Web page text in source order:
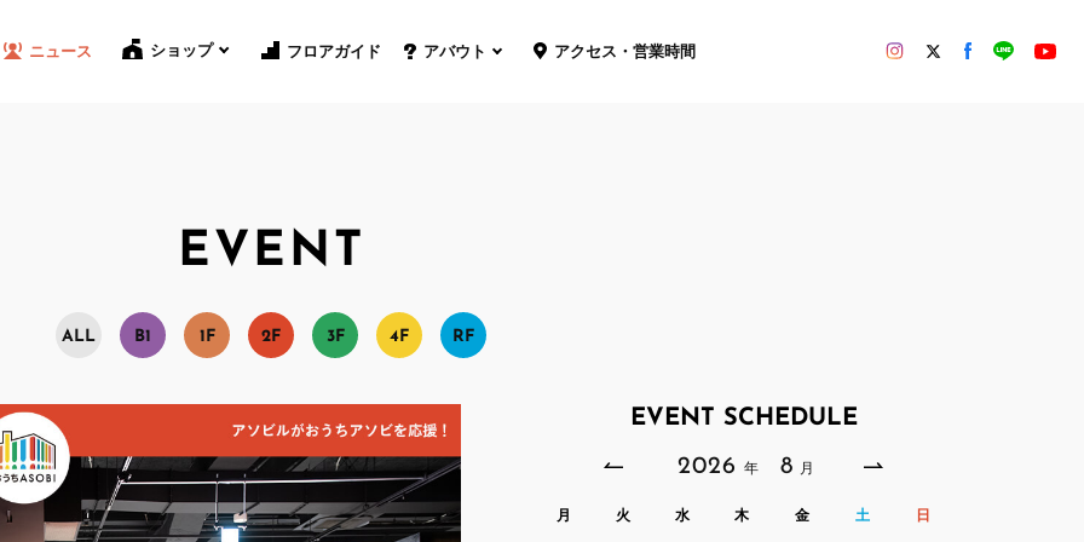
ニュース ショップ フロアガイド アバウト アクセス・営業時間
EVENT
A L L B1 1 F 2 F 3F 4 F R F
EVENT SCHEDULE
2026 年 8 月
月 火 水 木 金 土 日